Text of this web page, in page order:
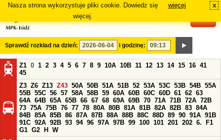
Nasza strona wykorzystuje pliki cookie. Dowiedz się
więcej.
więcej x
Sprawdź rozkład na dzień: i godzinę:
Z1 0 1 2 3 4 5 6 7 8 9 10A 10B 11 12 13 14 15 16 41
45
Z3 Z6 Z13 Z43 50A 50B 51A 51B 52 53A 53C 53B 54B 55A
55B 55C 56 57 58A 58B 59 60A 60B 60C 60D 61 62 63
64A 64B 65A 65B 66 67 68 69A 69B 70 71A 71B 72A 72B
73 75A 75B 76 77 78 80A 80B 81A 81B 82A 82B 83 84A
84B 85A 85B 86 87A 87B 88A 88B 88C 88D 89 90 91A 91B
91C 92A 92B 93 94 96 97A 97B 99 100 101 201 202 6.
F1
G1 G2 H
W